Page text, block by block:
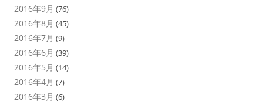
2016年9月 (76)
2016年8月 (45)
2016年7月 (9)
2016年6月 (39)
2016年5月 (14)
2016年4月 (7)
2016年3月 (6)